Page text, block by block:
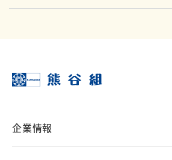
企業情報